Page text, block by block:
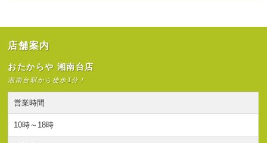
店舗案内
おたからや 湘南台店
湘南台駅から徒歩1分！
営業時間
10時～18時